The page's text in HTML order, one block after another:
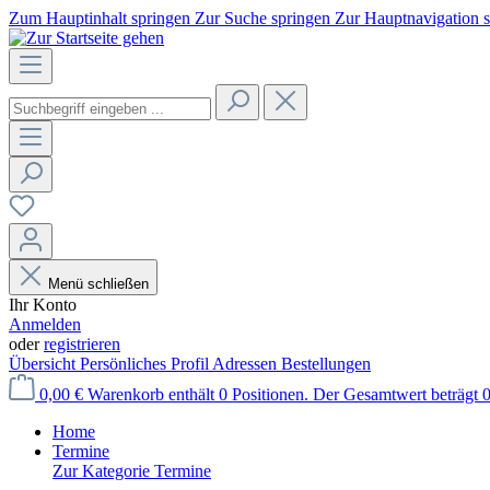
Zum Hauptinhalt springen Zur Suche springen Zur Hauptnavigation
Menü schließen
Ihr Konto
Anmelden
oderregistrieren
Übersicht Persönliches Profil Adressen Bestellungen
0,00 € Warenkorb enthält 0 Positionen. Der Gesamtwert beträgt
Home
Termine
Zur Kategorie Termine